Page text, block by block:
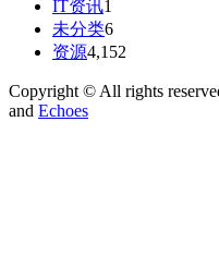
IT资讯1
未分类6
资源4,152
Copyright © All rights
and Echoes